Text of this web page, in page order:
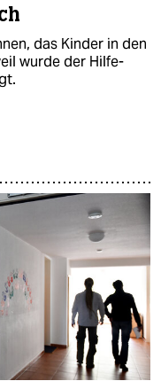
das Kinder in den
wurde der Hilfe-